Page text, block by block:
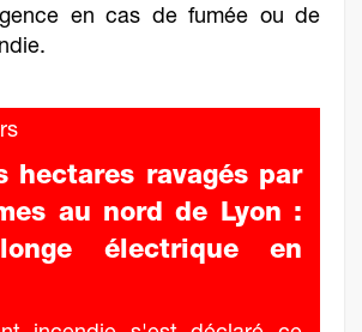
en cas de fumée ou de
hectares ravagés par
au nord de Lyon :
électrique en